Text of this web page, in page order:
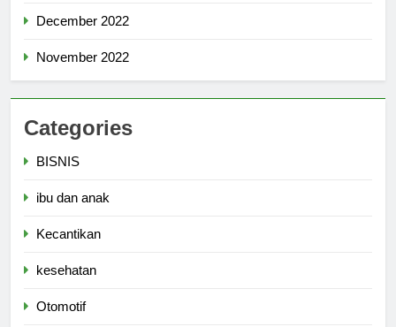
December 2022
November 2022
Categories
BISNIS
ibu dan anak
Kecantikan
kesehatan
Otomotif